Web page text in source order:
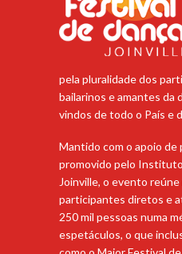
pela pluralidade dos
bailarinos e amantes da
vindos de todo o País e
Mantido com o apoio
promovido pelo
Joinville, o evento reúne
participantes diretos e
250 mil pessoas numa
espetáculos, o que